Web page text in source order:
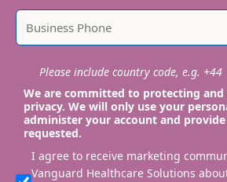
Please include country code, e.g. +44
We are committed to protecting
privacy. We will only use your
administer your account and
requested.
I agree to receive marketing
Vanguard Healthcare Solutions